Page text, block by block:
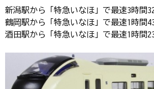
新潟駅から「特急いなほ」で最速3時間
鶴岡駅から「特急いなほ」で最速1時間
酒田駅から「特急いなほ」で最速1時間